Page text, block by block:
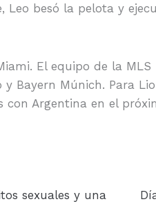
besó la pelota y
El equipo de la
Bayern Múnich. Para
con Argentina en el
sexuales y una